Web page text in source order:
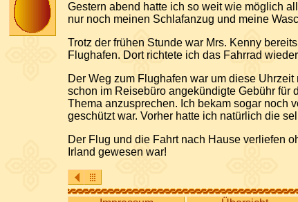
Gestern abend hatte ich so weit wie möglich
nur noch meinen Schlafanzug und meine
Trotz der frühen Stunde war Mrs. Kenny
Flughafen. Dort richtete ich das Fahrrad
Der Weg zum Flughafen war um diese
schon im Reisebüro angekündigte Gebühr für
Thema anzusprechen. Ich bekam sogar noch
geschützt war. Vorher hatte ich natürlich die
Der Flug und die Fahrt nach Hause verliefen
Irland gewesen war!